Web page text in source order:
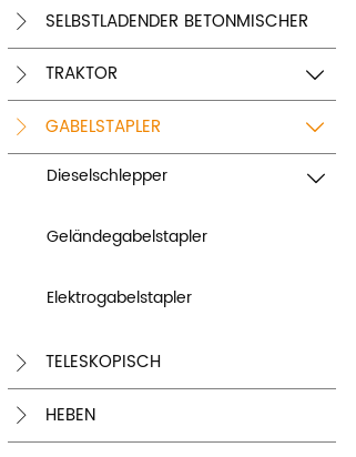
 SELBSTLADENDER BETONMISCHER
 TRAKTOR 
 GABELSTAPLER 
Dieselschlepper 
Geländegabelstapler
Elektrogabelstapler
 TELESKOPISCH
 HEBEN